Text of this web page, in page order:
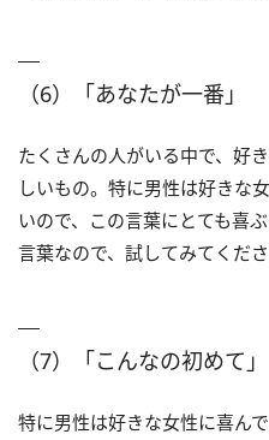
（6）「あなたが一番」
たくさんの人がいる中で、好
しいもの。特に男性は好きな
いので、この言葉にとても喜
言葉なので、試してみてくださ
（7）「こんなの初めて」
特に男性は好きな女性に喜ん